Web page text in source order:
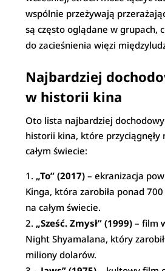
wspólnie przeżywają
są często oglądane w grupach,
do zacieśnienia więzi
Najbardziej
w historii kina
Oto lista najbardziej
historii kina, które przyciągnęły
całym świecie:
„To” (2017) – ekranizacja
Kinga, która zarobiła ponad
na całym świecie.
„Sześć. Zmysł” (1999) – film
Night Shyamalana, który
miliony dolarów.